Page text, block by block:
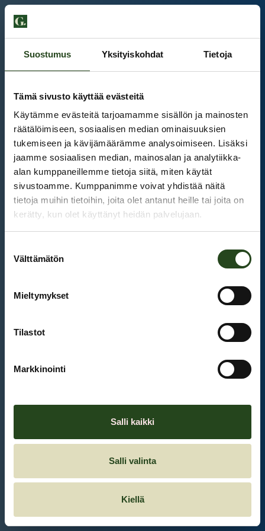
Suostumus Yksityiskohdat Tietoja
Tämä sivusto käyttää evästeitä
Käytämme evästeitä tarjoamamme sisällön ja mainosten
räätälöimiseen, sosiaalisen median ominaisuuksien
tukemiseen ja kävijämäärämme analysoimiseen. Lisäksi
jaamme sosiaalisen median, mainosalan ja analytiikka-
alan kumppaneillemme tietoja siitä, miten käytät
sivustoamme. Kumppanimme voivat yhdistää näitä
tietoja muihin tietoihin, joita olet antanut heille tai joita on
kerätty, kun olet käyttänyt heidän palvelujaan.
valinta
Välttämätön
Mieltymykset
Tilastot
Markkinointi
Salli kaikki
Salli valinta
Kiellä
Kauppakeskus Grani
Et ole kirjautunut sisään.